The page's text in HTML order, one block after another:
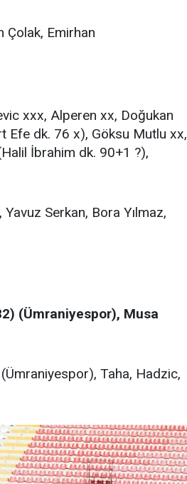
Çolak, Emirhan
xxx, Alperen xx, Doğukan
Efe dk. 76 x), Göksu Mutlu xx,
İbrahim dk. 90+1 ?),
Serkan, Bora Yılmaz,
(Ümraniyespor), Musa
Taha, Hadzic,